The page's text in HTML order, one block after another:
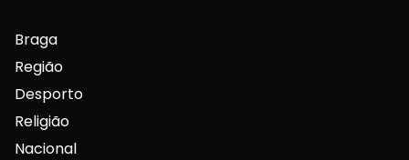
Braga
Região
Desporto
Religião
Nacional